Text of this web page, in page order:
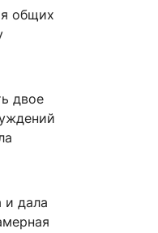
общих
двое
и дала